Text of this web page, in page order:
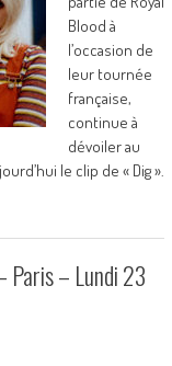
Blood à
l’occasion de
leur tournée
française,
continue à
dévoiler au
le clip de « Dig ».
Paris – Lundi 23